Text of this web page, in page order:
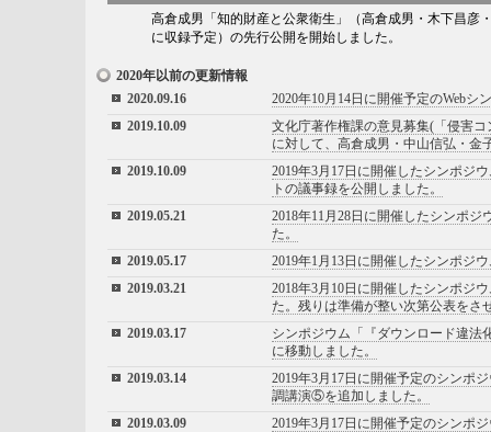
高倉成男「知的財産と公衆衛生」（高倉成男・木下昌彦
に収録予定）の先行公開を開始しました。
2020年以前の更新情報
2020.09.16
2020年10月14日に開催予定のWeb
2019.10.09
文化庁著作権課の意見募集(「侵害
に対して、高倉成男・中山信弘・金
2019.10.09
2019年3月17日に開催したシンポジ
トの議事録を公開しました。
2019.05.21
2018年11月28日に開催したシンポ
た。
2019.05.17
2019年1月13日に開催したシンポジ
2019.03.21
2018年3月10日に開催したシンポジ
た。残りは準備が整い次第公表をさ
2019.03.17
シンポジウム「『ダウンロード違
に移動しました。
2019.03.14
2019年3月17日に開催予定のシンポ
調講演⑤を追加しました。
2019.03.09
2019年3月17日に開催予定のシンポ